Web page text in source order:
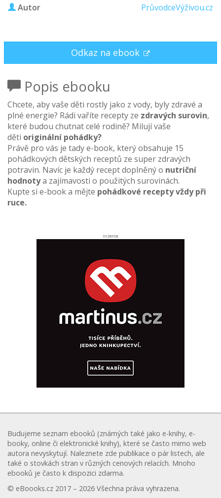
Autor
PrůvodceVýživou.cz
Odkaz na ebook
Popis ebooku
Chcete, aby vaše děti rostly jako z vody, byly zdravé a
plné energie? Rádi vaříte recepty ze zdravých surovin,
které budou chutnat celé rodině? Milují vaše
děti originální pohádky?
Právě pro vás je tady e-book, který obsahuje 15
pohádkových dětských receptů ze super zdravých
potravin. Navíc je každý recept doplněný o nutriční
hodnotya zajímavosti o použitých surovinách.
Kupte si e-book a mějte pohádkové recepty vždy při
ruce.
inzerce
Budujeme seznam ebooků (známých také jako e-knihy, e-
booky, online či elektronické knihy), které se často mimo web
autora nevyskytují. Naleznete zde publikace o pár listech, ale
také o stovkách stran v různých cenových relacích. Mnoho
ebooků je často k dispozici zdarma.
© eBoooks.cz 2017 – 2026 Všechna práva vyhrazena.